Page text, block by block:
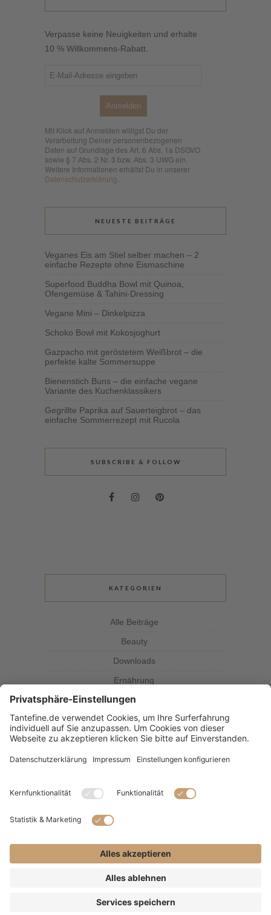
Verpasse keine Neuigkeiten und erhalte
10 % Willkommens-Rabatt.
Anmelden
Mit Klick auf Anmelden willigst Du der
Verarbeitung Deiner personenbezogenen
Daten auf Grundlage des Art. 6 Abs. 1a DSGVO
sowie § 7 Abs. 2 Nr. 3 bzw. Abs. 3 UWG ein.
Weitere Informationen erhältst Du in unserer
Datenschutzerklärung
NEUESTE BEITRÄGE
Veganes Eis am Stiel selber machen – 2
einfache Rezepte ohne Eismaschine
Superfood Buddha Bowl mit Quinoa,
Ofengemüse & Tahini-Dressing
Vegane Mini – Dinkelpizza
Schoko Bowl mit Kokosjoghurt
Gazpacho mit geröstetem Weißbrot – die
perfekte kalte Sommersuppe
Bienenstich Buns – die einfache vegane
Variante des Kuchenklassikers
Gegrillte Paprika auf Sauerteigbrot – das
einfache Sommerrezept mit Rucola
SUBSCRIBE & FOLLOW
KATEGORIEN
Alle Beiträge
Beauty
Downloads
Ernährung
Kolumne
Kräuterkunde
Magazin
Rezepte